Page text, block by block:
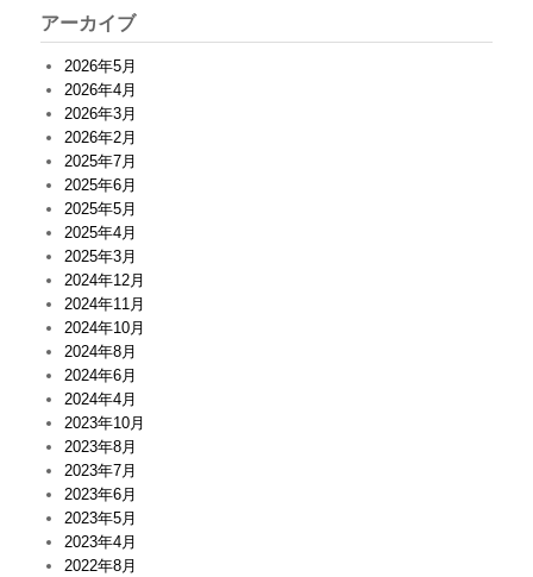
術
森
は
アーカイブ
2026年5月
2026年4月
2026年3月
2026年2月
2025年7月
2025年6月
2025年5月
2025年4月
2025年3月
2024年12月
2024年11月
2024年10月
2024年8月
2024年6月
2024年4月
2023年10月
2023年8月
2023年7月
2023年6月
2023年5月
2023年4月
2022年8月